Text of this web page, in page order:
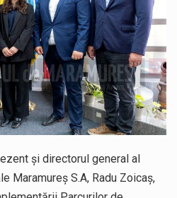
și directorul general al
Maramureș S.A, Radu Zoicaș,